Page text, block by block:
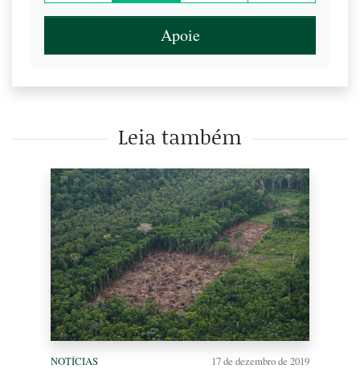
Apoie
Leia também
NOTÍCIAS 17 de dezembro de 2019